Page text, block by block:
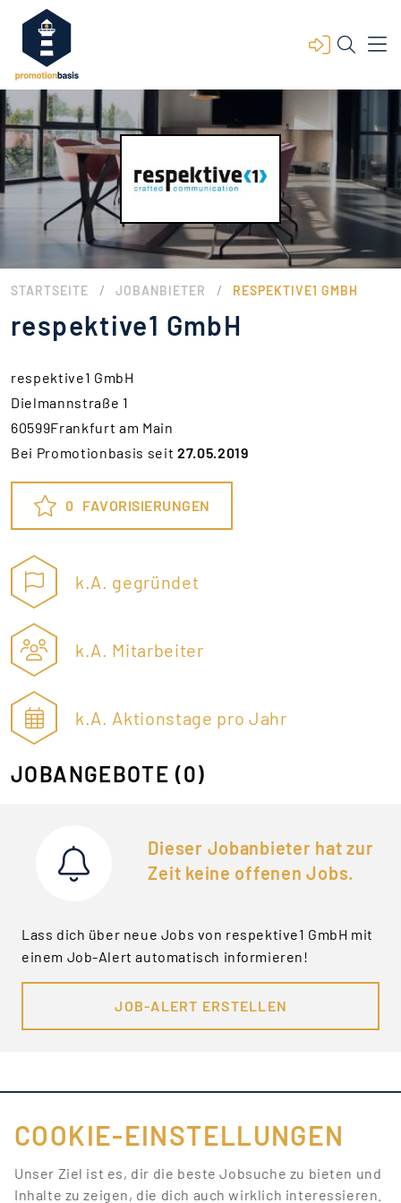
STARTSEITE / JOBANBIETER / RESPEKTIVE1 GMBH
respektive1 GmbH
respektive1 GmbH
Dielmannstraße 1
60599Frankfurt am Main
Bei Promotionbasis seit27.05.2019
0 FAVORISIERUNGEN
k.A. gegründet
k.A. Mitarbeiter
k.A. Aktionstage pro Jahr
JOBANGEBOTE (0)
Dieser Jobanbieter hat zur
Zeit keine offenen Jobs.
Lass dich über neue Jobs von respektive1 GmbH mit
einem Job-Alert automatisch informieren!
JOB-ALERT ERSTELLEN
FÜR JOBANBIETER
LINKS
COOKIE-EINSTELLUNGEN
Unser Ziel ist es, dir die beste Jobsuche zu bieten und
Inhalte zu zeigen, die dich auch wirklich interessieren.